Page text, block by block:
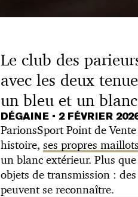
Le club des
avec les deux
un bleu et un
DÉGAINE • 2 FÉVRIER
ParionsSport Point de
histoire, ses propres maillots
un blanc extérieur. Plus
objets de transmission :
peuvent se reconnaître.